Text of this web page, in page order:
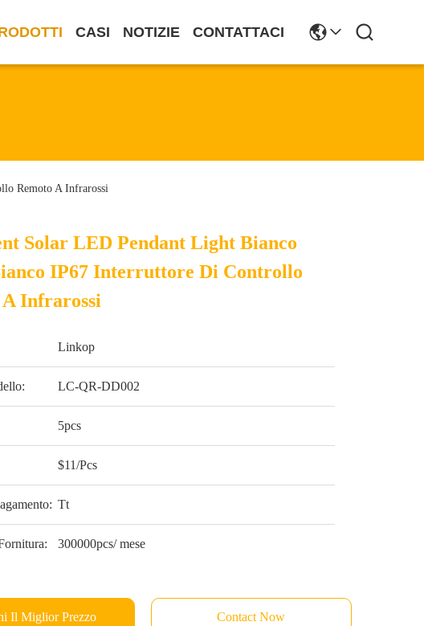
CASI NOTIZIE CONTATTACI
Remoto A Infrarossi
Solar LED Pendant Light Bianco
IP67 Interruttore Di Controllo
A Infrarossi
Linkop
LC-QR-DD002
5pcs
$11/Pcs
Tt
300000pcs/ mese
Il Miglior Prezzo Contact Now